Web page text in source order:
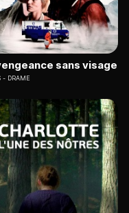
sans visage
DRAME